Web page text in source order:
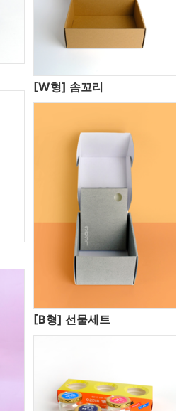
[W형] 솜꼬리
[B형] 선물세트